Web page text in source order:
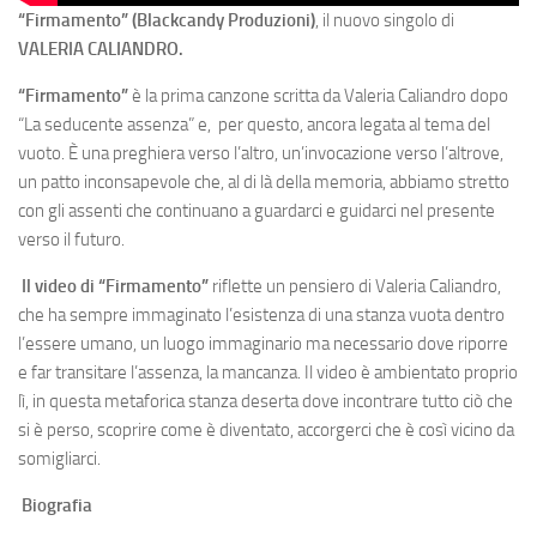
“Firmamento” (Blackcandy Produzioni), il nuovo singolo di
VALERIA CALIANDRO.
“Firmamento”è la prima canzone scritta da Valeria Caliandro dopo
“La seducente assenza” e, per questo, ancora legata al tema del
vuoto. È una preghiera verso l’altro, un’invocazione verso l’altrove,
un patto inconsapevole che, al di là della memoria, abbiamo stretto
con gli assenti che continuano a guardarci e guidarci nel presente
verso il futuro.
Il video di “Firmamento” riflette un pensiero di Valeria Caliandro,
che ha sempre immaginato l’esistenza di una stanza vuota dentro
l’essere umano, un luogo immaginario ma necessario dove riporre
e far transitare l’assenza, la mancanza. Il video è ambientato proprio
lì, in questa metaforica stanza deserta dove incontrare tutto ciò che
si è perso, scoprire come è diventato, accorgerci che è così vicino da
somigliarci.
Biografia